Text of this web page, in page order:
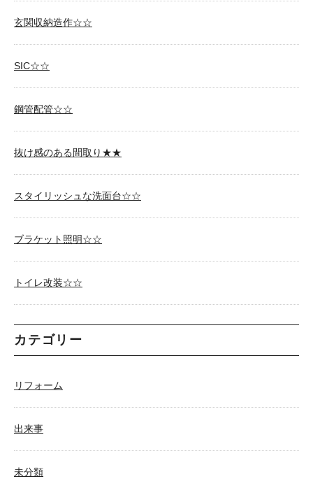
玄関収納造作☆☆
SIC☆☆
鋼管配管☆☆
抜け感のある間取り★★
スタイリッシュな洗面台☆☆
ブラケット照明☆☆
トイレ改装☆☆
カテゴリー
リフォーム
出来事
未分類